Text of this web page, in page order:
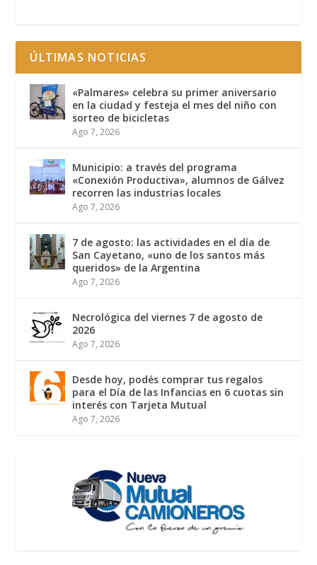
ÚLTIMAS NOTICIAS
«Palmares» celebra su primer aniversario
en la ciudad y festeja el mes del niño con
sorteo de bicicletas
Ago 7, 2026
Municipio: a través del programa
«Conexión Productiva», alumnos de Gálvez
recorren las industrias locales
Ago 7, 2026
7 de agosto: las actividades en el día de
San Cayetano, «uno de los santos más
queridos» de la Argentina
Ago 7, 2026
Necrológica del viernes 7 de agosto de
2026
Ago 7, 2026
Desde hoy, podés comprar tus regalos
para el Día de las Infancias en 6 cuotas sin
interés con Tarjeta Mutual
Ago 7, 2026